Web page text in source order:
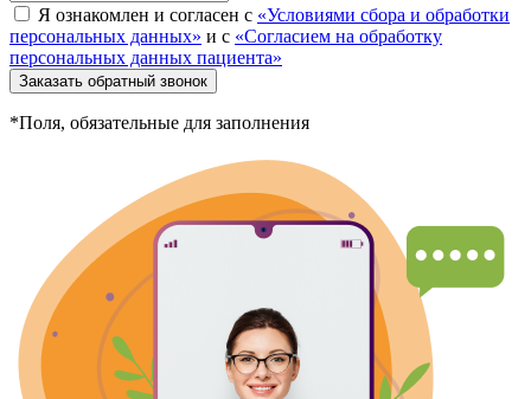
Я ознакомлен и согласен с «Условиями сбора и обработки
персональных данных» и с «Согласием на обработку
персональных данных пациента»
Заказать обратный звонок
*Поля, обязательные для заполнения